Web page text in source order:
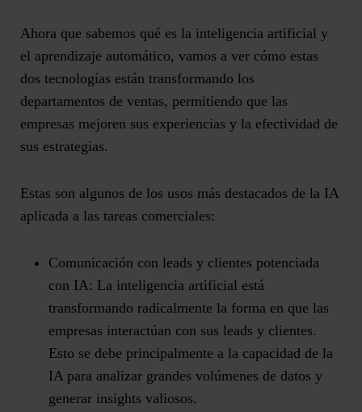
Ahora que sabemos qué es la inteligencia artificial y
el aprendizaje automático, vamos a ver cómo estas
dos tecnologías están transformando los
departamentos de ventas, permitiendo que las
empresas mejoren sus experiencias y la efectividad de
sus estrategias.
Estas son algunos de los usos más destacados de la IA
aplicada a las tareas comerciales:
Comunicación con leads y clientes potenciada
con IA: La inteligencia artificial está
transformando radicalmente la forma en que las
empresas interactúan con sus leads y clientes.
Esto se debe principalmente a la capacidad de la
IA para analizar grandes volúmenes de datos y
generar insights valiosos.